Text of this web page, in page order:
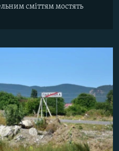
сміттям мостять